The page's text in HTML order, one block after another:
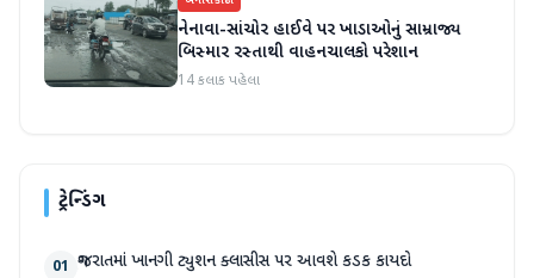
નેનાવા-સાંચોર હાઈવે પર ખાડાઓનું સામ્રાજ્ય
બિસ્માર રસ્તાથી વાહનચાલકો પરેશાન
14 કલાક પહેલા
ટ્રેન્ડિંગ
01 ગુજરાતમાં ખાનગી ટ્યુશન ક્લાસીસ પર આવશે કડક કાયદો